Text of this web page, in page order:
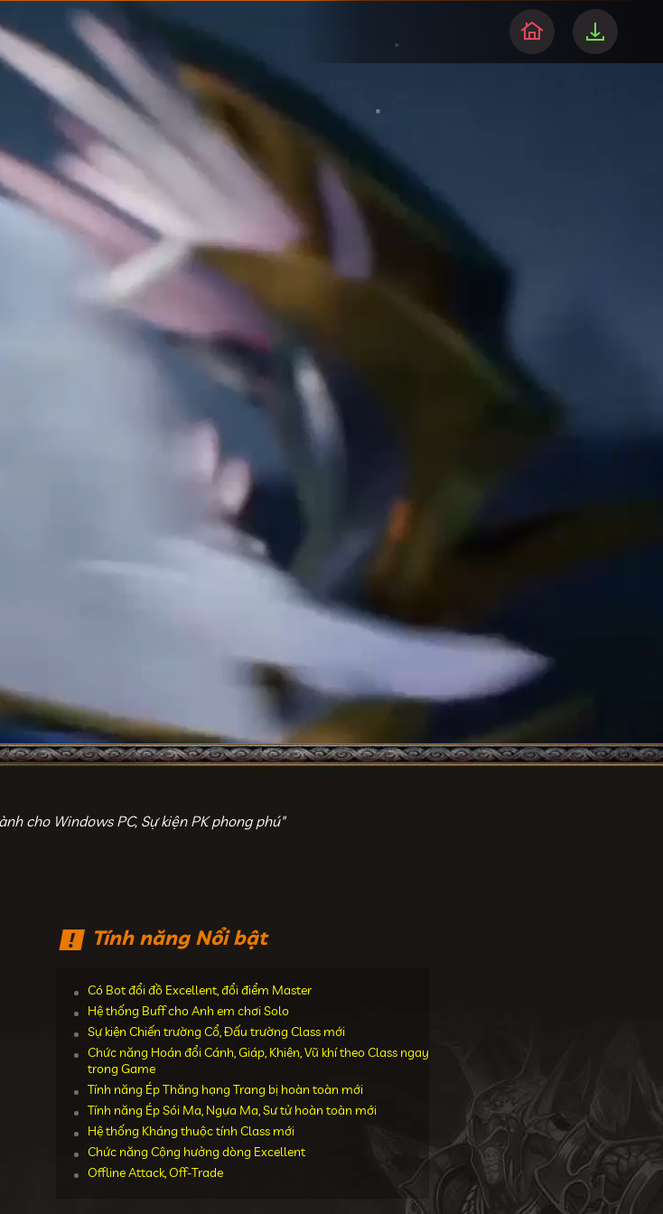
cho Windows PC, Sự kiện PK phong phú"
Tính năng Nổi bật
Có Bot đổi đồ Excellent, đổi điểm Master
Hệ thống Buff cho Anh em chơi Solo
Sự kiện Chiến trường Cổ, Đấu trường Class mới
Chức năng Hoán đổi Cánh, Giáp, Khiên, Vũ khí theo Class ngay
trong Game
Tính năng Ép Thăng hạng Trang bị hoàn toàn mới
Tính năng Ép Sói Ma, Ngựa Ma, Sư tử hoàn toàn mới
Hệ thống Kháng thuộc tính Class mới
Chức năng Cộng hưởng dòng Excellent
Offline Attack, Off-Trade